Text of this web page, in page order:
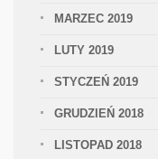
MARZEC 2019
LUTY 2019
STYCZEŃ 2019
GRUDZIEŃ 2018
LISTOPAD 2018